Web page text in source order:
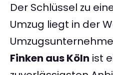
Der Schlüssel zu
Umzug liegt in der
Finken aus Köln ist